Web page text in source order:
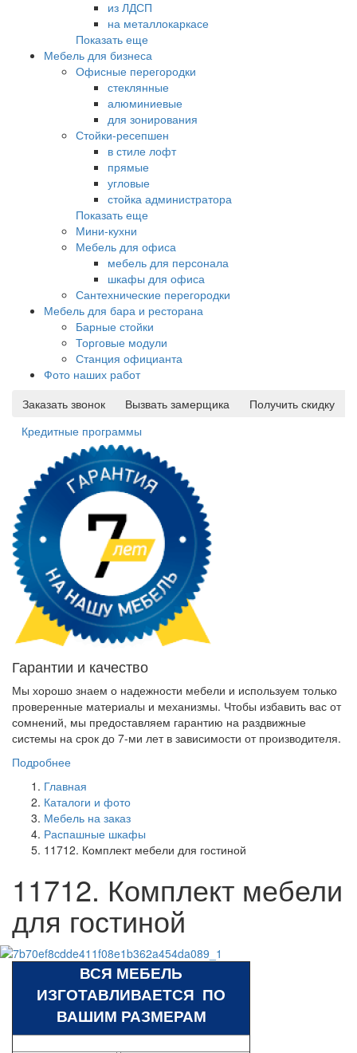
из ЛДСП
на металлокаркасе
Показать еще
Мебель для бизнеса
Офисные перегородки
стеклянные
алюминиевые
для зонирования
Стойки-ресепшен
в стиле лофт
прямые
угловые
стойка администратора
Показать еще
Мини-кухни
Мебель для офиса
мебель для персонала
шкафы для офиса
Сантехнические перегородки
Мебель для бара и ресторана
Барные стойки
Торговые модули
Станция официанта
Фото наших работ
Заказать звонок
Вызвать замерщика
Получить скидку
Кредитные программы
Гарантии и качество
Мы хорошо знаем о надежности мебели и используем только
проверенные материалы и механизмы. Чтобы избавить вас от
сомнений, мы предоставляем гарантию на раздвижные
системы на срок до 7-ми лет в зависимости от производителя.
Подробнее
Главная
Каталоги и фото
Мебель на заказ
Распашные шкафы
11712. Комплект мебели для гостиной
11712. Комплект мебели
для гостиной
ВСЯ МЕБЕЛЬ
ИЗГОТАВЛИВАЕТСЯ ПО
ВАШИМ РАЗМЕРАМ